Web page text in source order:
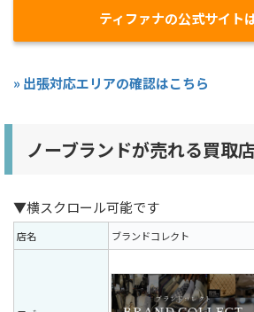
ティファナの公式サイト
» 出張対応エリアの確認はこちら
ノーブランドが売れる買取
▼横スクロール可能です
店名 ブランドコレクト